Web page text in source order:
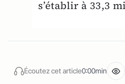
s’établir à 33,3
Écoutez cet article0:00min